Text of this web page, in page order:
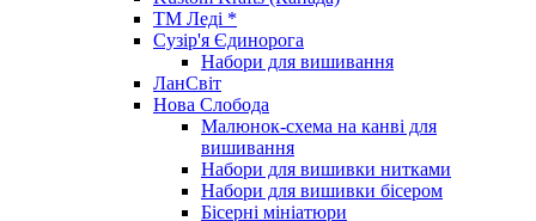
ТМ Леді *
Сузір'я Єдинорога
Набори для вишивання
ЛанСвіт
Нова Слобода
Малюнок-схема на канві для
вишивання
Набори для вишивки нитками
Набори для вишивки бісером
Бісерні мініатюри